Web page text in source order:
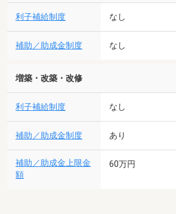
利子補給制度 なし
補助／助成金制度 なし
増築・改築・改修
利子補給制度 なし
補助／助成金制度 あり
補助／助成金上限金
額
60万円